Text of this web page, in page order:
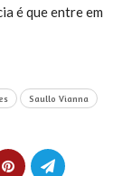
é que entre em
Saullo Vianna